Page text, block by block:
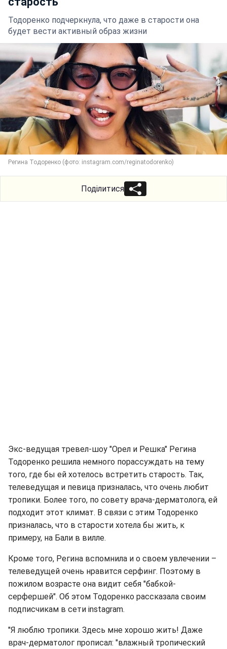
Тодоренко подчеркнула, что даже в старости она
будет вести активный образ жизни
Регина Тодоренко (фото: instagram.com/reginatodorenko)
Поділитися
Экс-ведущая тревел-шоу "Орел и Решка" Регина
Тодоренко решила немного порассуждать на тему
того, где бы ей хотелось встретить старость. Так,
телеведущая и певица призналась, что очень любит
тропики. Более того, по совету врача-дерматолога, ей
подходит этот климат. В связи с этим Тодоренко
призналась, что в старости хотела бы жить, к
примеру, на Бали в вилле.
Кроме того, Регина вспомнила и о своем увлечении –
телеведущей очень нравится серфинг. Поэтому в
пожилом возрасте она видит себя "бабкой-
серфершей". Об этом Тодоренко рассказала своим
подписчикам в сети instagram.
"Я люблю тропики. Здесь мне хорошо жить! Даже
врач-дерматолог прописал: "влажный тропический